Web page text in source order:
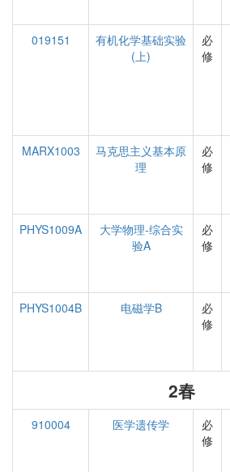
019151
有机化学基础实验
(上)
必
修
MARX1003
马克思主义基本原
理
必
修
PHYS1009A
大学物理-综合实
验A
必
修
PHYS1004B
电磁学B
必
修
2春
910004 医学遗传学
必
修